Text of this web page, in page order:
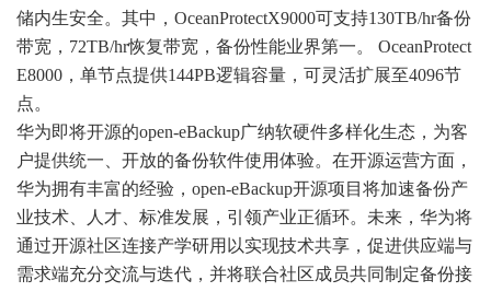
储内生安全。其中，OceanProtectX9000可支持130TB/hr备份
带宽，72TB/hr恢复带宽，备份性能业界第一。 OceanProtect
E8000，单节点提供144PB逻辑容量，可灵活扩展至4096节
点。
华为即将开源的open-eBackup广纳软硬件多样化生态，为客
户提供统一、开放的备份软件使用体验。在开源运营方面，
华为拥有丰富的经验，open-eBackup开源项目将加速备份产
业技术、人才、标准发展，引领产业正循环。未来，华为将
通过开源社区连接产学研用以实现技术共享，促进供应端与
需求端充分交流与迭代，并将联合社区成员共同制定备份接